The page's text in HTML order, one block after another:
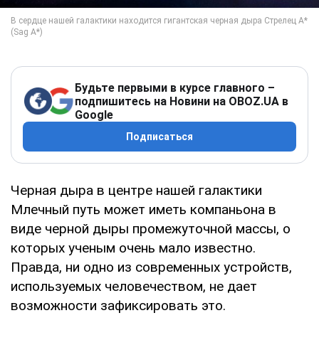
Будьте первыми в курсе главного –
подпишитесь на Новини на OBOZ.UA в
Google
Подписаться
Черная дыра в центре нашей галактики
Млечный путь может иметь компаньона в
виде черной дыры промежуточной массы, о
которых ученым очень мало известно.
Правда, ни одно из современных устройств,
используемых человечеством, не дает
возможности зафиксировать это.